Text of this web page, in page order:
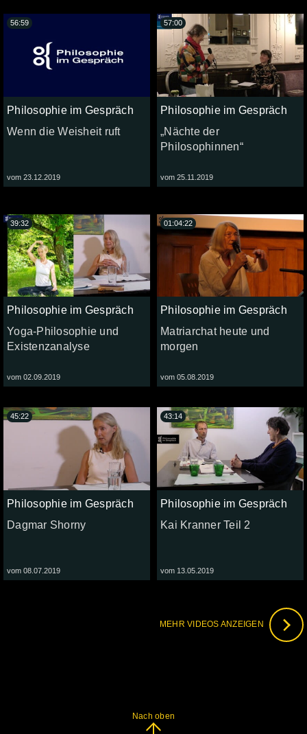
Philosophie im Gespräch
Wenn die Weisheit ruft
vom 23.12.2019
56:59
Philosophie im Gespräch
„Nächte der
Philosophinnen“
vom 25.11.2019
57:00
Philosophie im Gespräch
Yoga-Philosophie und
Existenzanalyse
vom 02.09.2019
39:32
Philosophie im Gespräch
Matriarchat heute und
morgen
vom 05.08.2019
01:04:22
Philosophie im Gespräch
Dagmar Shorny
vom 08.07.2019
45:22
Philosophie im Gespräch
Kai Kranner Teil 2
vom 13.05.2019
43:14
MEHR VIDEOS ANZEIGEN
Nach oben